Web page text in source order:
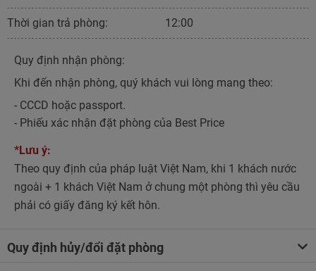
Thời gian trả phòng: 12:00
Quy định nhận phòng:
Khi đến nhận phòng, quý khách vui lòng mang theo:
- CCCD hoặc passport.
- Phiếu xác nhận đặt phòng của Best Price
*Lưu ý:
Theo quy định của pháp luật Việt Nam, khi 1 khách nước
ngoài + 1 khách Việt Nam ở chung một phòng thì yêu cầu
phải có giấy đăng ký kết hôn.
Quy định hủy/đổi đặt phòng